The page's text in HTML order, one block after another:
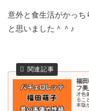
意外と食生活がかっ
と思いました＾＾♪
福
フ
才色
るこ
本版